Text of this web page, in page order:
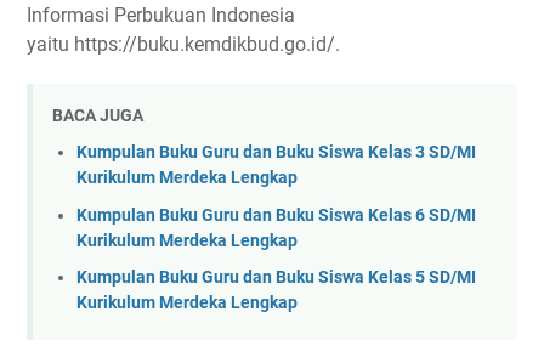
Informasi Perbukuan Indonesia
yaitu https://buku.kemdikbud.go.id/.
BACA JUGA
Kumpulan Buku Guru dan Buku Siswa Kelas 3 SD/MI
Kurikulum Merdeka Lengkap
Kumpulan Buku Guru dan Buku Siswa Kelas 6 SD/MI
Kurikulum Merdeka Lengkap
Kumpulan Buku Guru dan Buku Siswa Kelas 5 SD/MI
Kurikulum Merdeka Lengkap